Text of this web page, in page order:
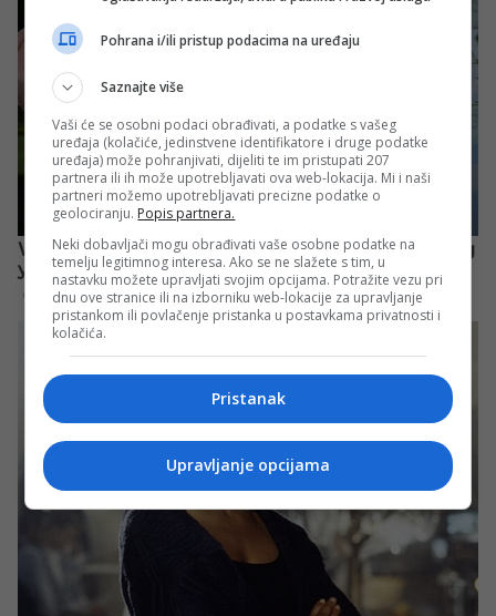
Pohrana i/ili pristup podacima na uređaju
Saznajte više
Vaši će se osobni podaci obrađivati, a podatke s vašeg
uređaja (kolačiće, jedinstvene identifikatore i druge podatke
uređaja) može pohranjivati, dijeliti te im pristupati 207
partnera ili ih može upotrebljavati ova web-lokacija. Mi i naši
partneri možemo upotrebljavati precizne podatke o
geolociranju. Popis partnera.
Neki dobavljači mogu obrađivati vaše osobne podatke na
temelju legitimnog interesa. Ako se ne slažete s tim, u
nastavku možete upravljati svojim opcijama. Potražite vezu pri
dnu ove stranice ili na izborniku web-lokacije za upravljanje
pristankom ili povlačenje pristanka u postavkama privatnosti i
kolačića.
Pristanak
Upravljanje opcijama